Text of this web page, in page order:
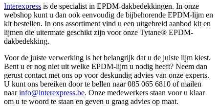
Interexpress is de specialist in EPDM-dakbedekkingen. In onze
webshop kunt u dan ook eenvoudig de bijbehorende EPDM-lijm en
kit bestellen. In ons assortiment vind u een uitgebreid aanbod kit en
lijmen die uitermate geschikt zijn voor onze Tytane® EPDM-
dakbedekking.
Voor de juiste verwerking is het belangrijk dat u de juiste lijm kiest.
Bent u er nog niet uit welke EPDM-lijm u nodig heeft? Neem dan
gerust contact met ons op voor deskundig advies van onze experts.
U kunt ons bereiken door te bellen naar 085 065 6810 of mailen
naarinfo@interexpress.be. Onze medewerkers staan voor u klaar
om u te woord te staan en geven u graag advies op maat.